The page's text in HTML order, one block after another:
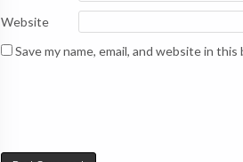
Website
Save my name, email, and website in